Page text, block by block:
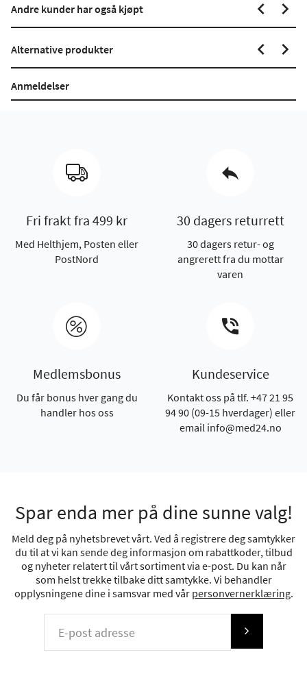
Andre kunder har også kjøpt
Alternative produkter
Anmeldelser
Fri frakt fra 499 kr
Med Helthjem, Posten eller
PostNord
30 dagers returrett
30 dagers retur- og
angrerett fra du mottar
varen
Medlemsbonus
Du får bonus hver gang du
handler hos oss
Kundeservice
Kontakt oss på tlf. +47 21 95
94 90 (09-15 hverdager) eller
email info@med24.no
Spar enda mer på dine sunne valg!
Meld deg på nyhetsbrevet vårt. Ved å registrere deg samtykker
du til at vi kan sende deg informasjon om rabattkoder, tilbud
og nyheter relatert til vårt sortiment via e-post. Du kan når
som helst trekke tilbake ditt samtykke. Vi behandler
opplysningene dine i samsvar med vår personvernerklæring.